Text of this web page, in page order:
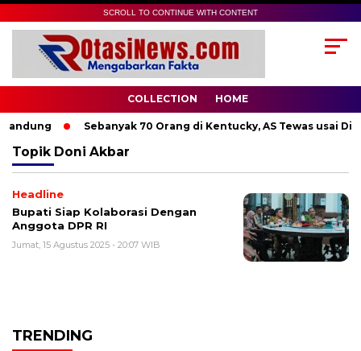
SCROLL TO CONTINUE WITH CONTENT
COLLECTION HOME
Sebanyak 70 Orang di Kentucky, AS Tewas usai
Topik Doni Akbar
Headline
Bupati Siap Kolaborasi Dengan
Anggota DPR RI
Jumat, 15 Agustus 2025 - 20:07 WIB
TRENDING